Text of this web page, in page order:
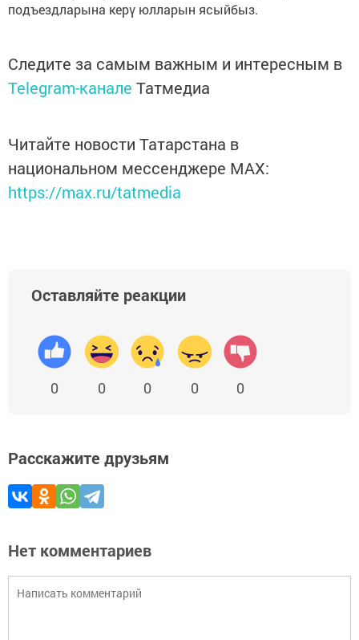
подъездларына керү юлларын ясыйбыз.
Следите за самым важным и интересным в
Telegram-канале Татмедиа
Читайте новости Татарстана в
национальном мессенджере MАХ:
https://max.ru/tatmedia
Оставляйте реакции
0 0 0 0 0
Расскажите друзьям
Нет комментариев